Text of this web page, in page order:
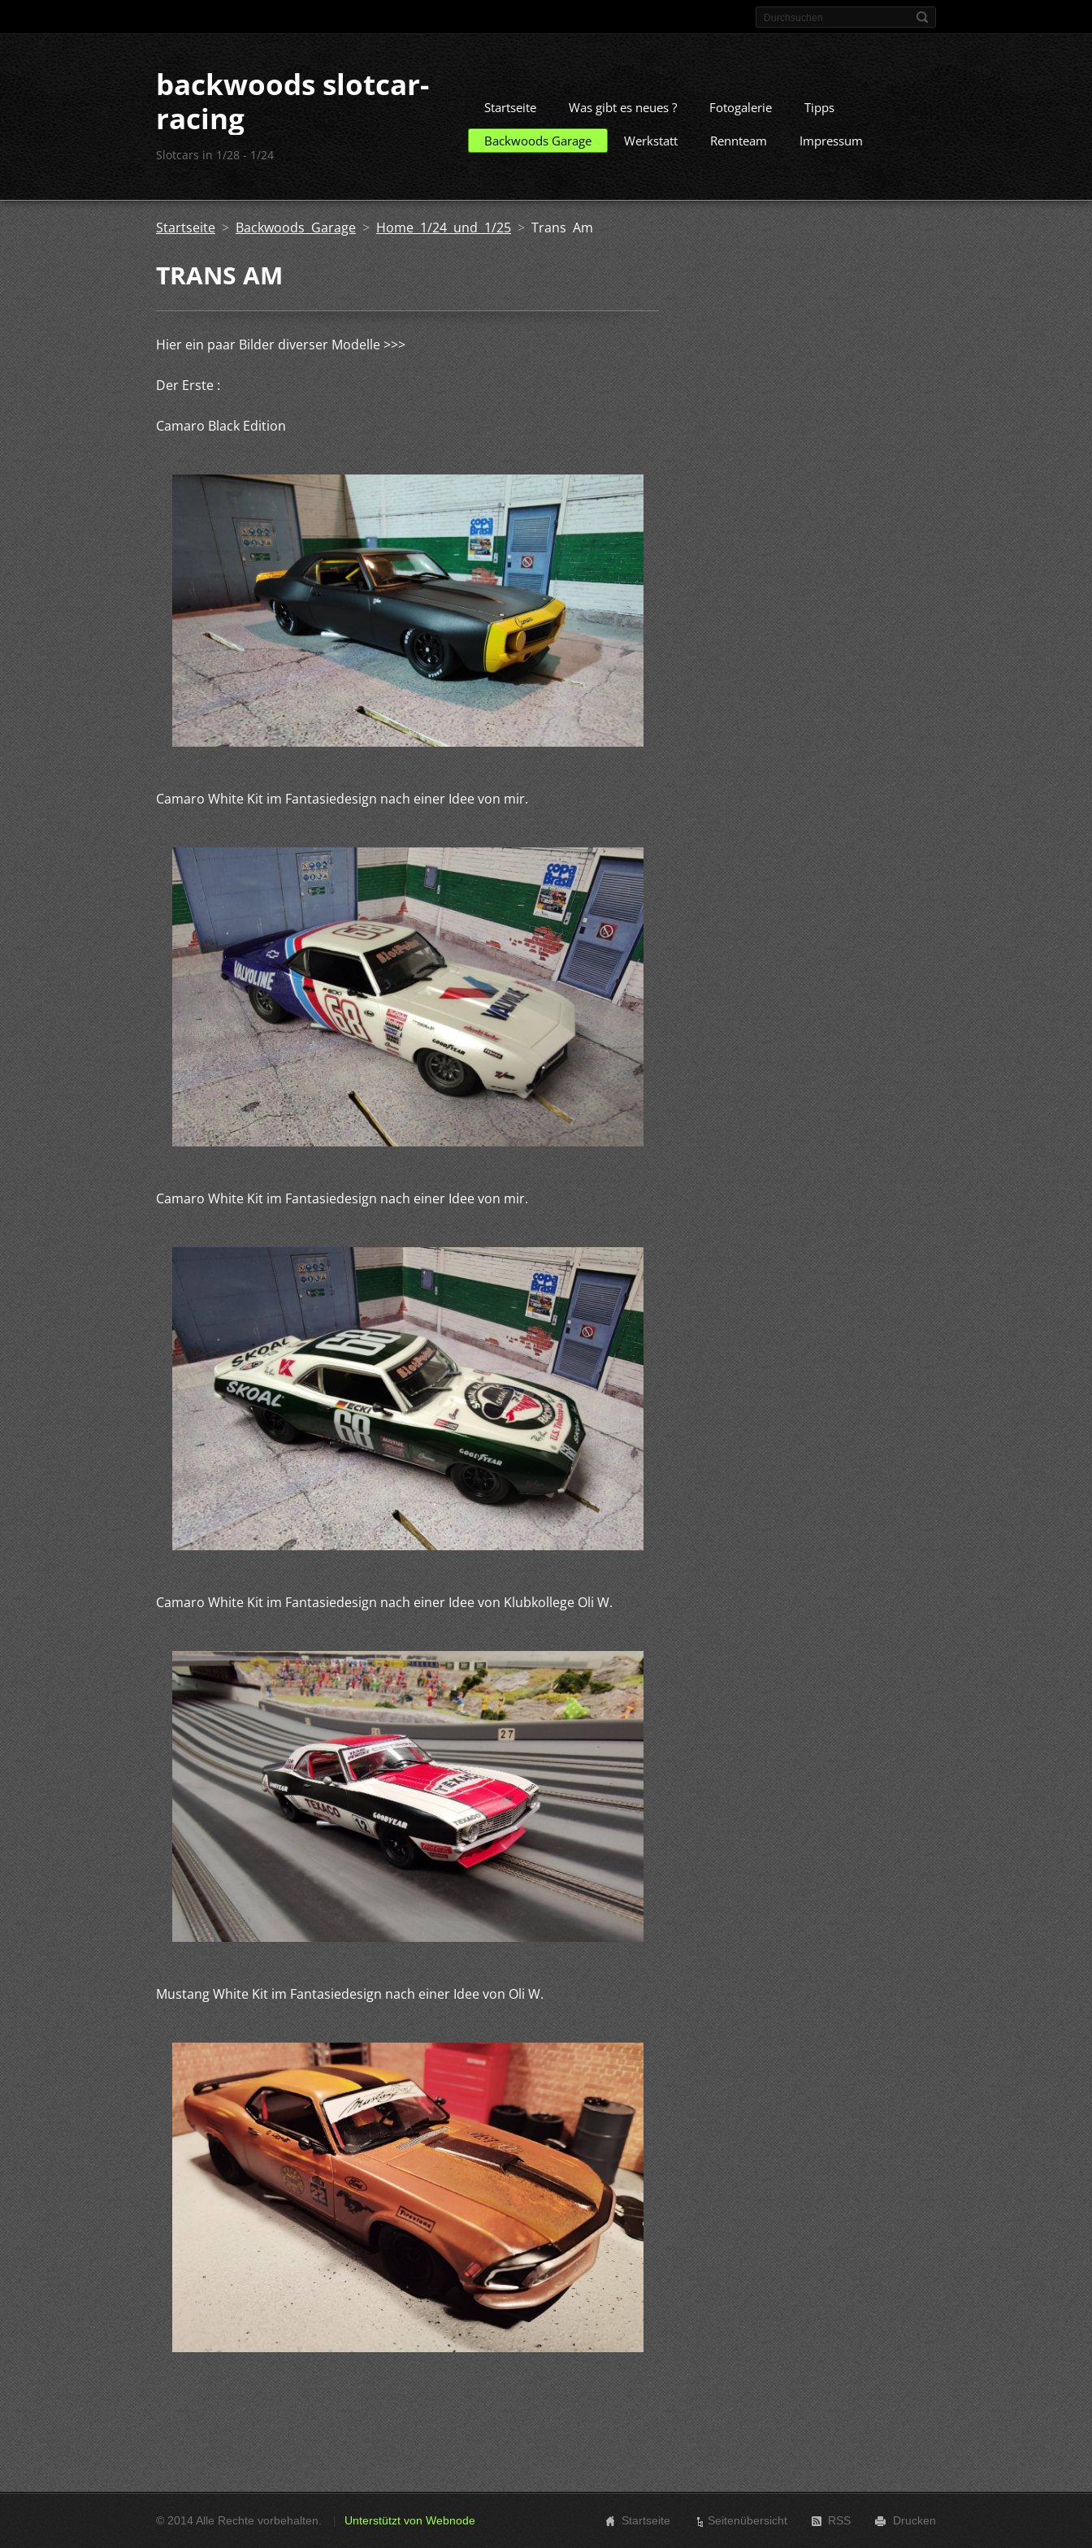
backwoods slotcar-
racing
Slotcars in 1/28 - 1/24
Startseite Was gibt es neues ? Fotogalerie Tipps
Backwoods Garage Werkstatt Rennteam Impressum
Startseite > Backwoods Garage > Home 1/24 und 1/25 > Trans Am
TRANS AM
Hier ein paar Bilder diverser Modelle >>>
Der Erste :
Camaro Black Edition
Camaro White Kit im Fantasiedesign nach einer Idee von mir.
Camaro White Kit im Fantasiedesign nach einer Idee von mir.
Camaro White Kit im Fantasiedesign nach einer Idee von Klubkollege Oli W.
Mustang White Kit im Fantasiedesign nach einer Idee von Oli W.
© 2014 Alle Rechte vorbehalten. Unterstützt von Webnode Startseite Seitenübersicht RSS Drucken